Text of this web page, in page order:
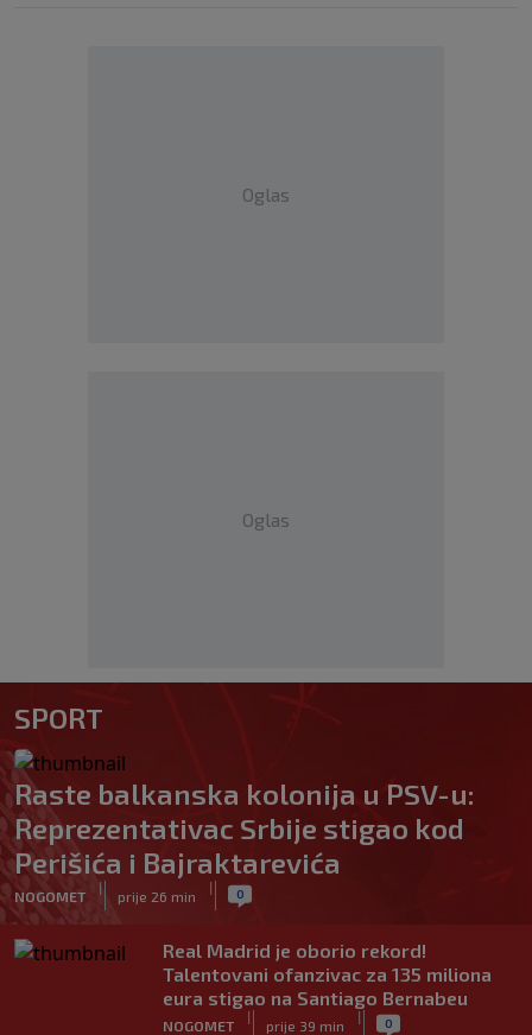
Oglas
Oglas
SPORT
Raste balkanska kolonija u PSV-u:
Reprezentativac Srbije stigao kod
Perišića i Bajraktarevića
NOGOMET
|
prije 26 min
| 0
Real Madrid je oborio rekord!
Talentovani ofanzivac za 135 miliona
eura stigao na Santiago Bernabeu
NOGOMET
|
prije 39 min
| 0